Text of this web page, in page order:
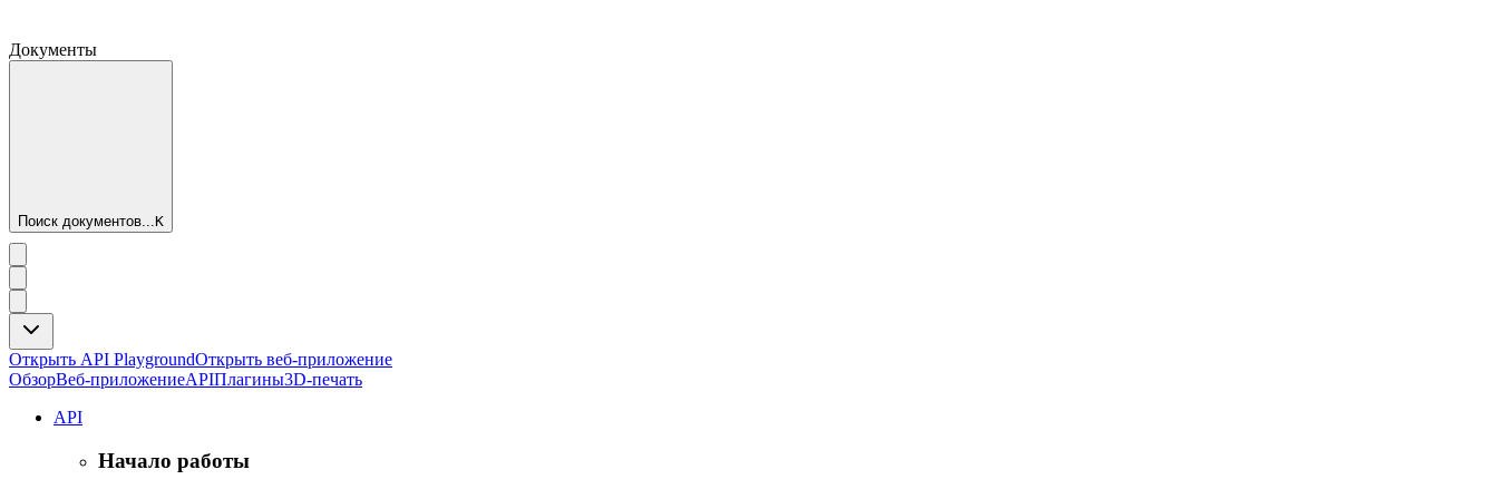
Документы
Поиск документов...K
Открыть API PlaygroundОткрыть веб-приложение
ОбзорВеб-приложениеAPIПлагины3D-печать
API
Начало работы